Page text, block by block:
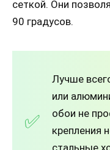
сеткой. Они
90 градусов.
Лучше
или
обои не
крепления